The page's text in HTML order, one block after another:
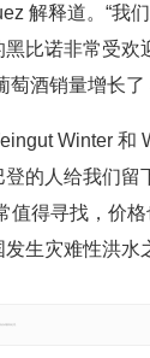
解释道。“我
黑比诺非常受
萄酒销量增长了
Winter 和
登的人给我们留
值得寻找，价
生灾难性洪水